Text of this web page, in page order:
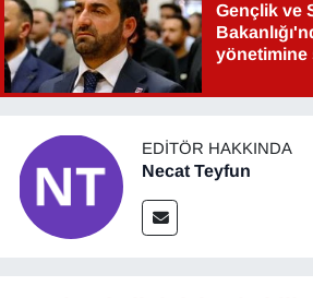
Gençlik ve
yönetimine
EDITÖR HAKKINDA
Necat Teyfun